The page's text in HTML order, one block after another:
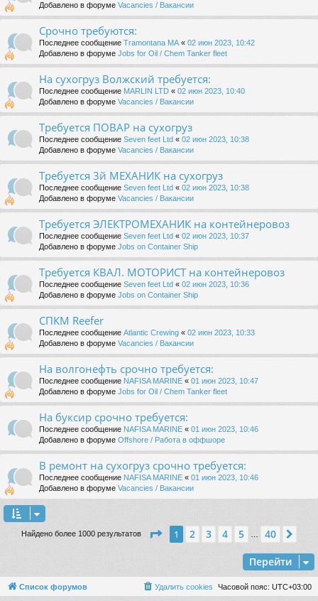
Добавлено в форуме Vacancies / Вакансии
Срочно требуются:
Последнее сообщение Tramontana MA « 02 июн 2023, 10:42
Добавлено в форуме Jobs for Oil / Chem Tanker fleet
На сухогруз Волжский требуется:
Последнее сообщение MARLIN LTD « 02 июн 2023, 10:40
Добавлено в форуме Vacancies / Вакансии
Требуется ПОВАР на сухогруз
Последнее сообщение Seven feet Ltd « 02 июн 2023, 10:38
Добавлено в форуме Vacancies / Вакансии
Требуется 3й МЕХАНИК на сухогруз
Последнее сообщение Seven feet Ltd « 02 июн 2023, 10:38
Добавлено в форуме Vacancies / Вакансии
Требуется ЭЛЕКТРОМЕХАНИК на контейнеровоз
Последнее сообщение Seven feet Ltd « 02 июн 2023, 10:37
Добавлено в форуме Jobs on Container Ship
Требуется КВАЛ. МОТОРИСТ на контейнеровоз
Последнее сообщение Seven feet Ltd « 02 июн 2023, 10:36
Добавлено в форуме Jobs on Container Ship
СПКМ Reefer
Последнее сообщение Atlantic Crewing « 02 июн 2023, 10:33
Добавлено в форуме Vacancies / Вакансии
На волгонефть срочно требуется:
Последнее сообщение NAFISA MARINE « 01 июн 2023, 10:47
Добавлено в форуме Jobs for Oil / Chem Tanker fleet
На буксир срочно требуется:
Последнее сообщение NAFISA MARINE « 01 июн 2023, 10:46
Добавлено в форуме Offshore / Работа в оффшоре
В ремонт на сухогруз срочно требуется:
Последнее сообщение NAFISA MARINE « 01 июн 2023, 10:46
Добавлено в форуме Vacancies / Вакансии
Найдено более 1000 результатов Страница из 40
1 2 3 4 5 40
Перейти
Список форумов Часовой пояс: UTC+03:00
Удалить cookies